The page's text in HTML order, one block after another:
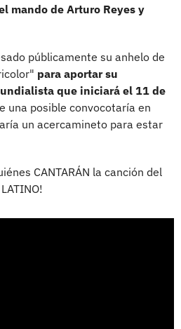
mando de Arturo Reyes y
públicamente su anhelo de
para aportar su
que iniciará el 11 de
una posible convocotaría en
un acercamineto para estar
CANTARÁN la canción del